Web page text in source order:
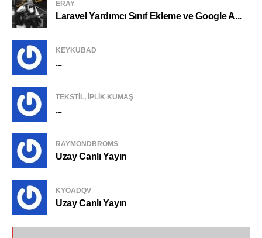
ERAY
Laravel Yardımcı Sınıf Ekleme ve Google A...
KEYKUBAD
...
TEKSTIL, IPLIK KUMAŞ
...
RAYMONDBROMS
Uzay Canlı Yayın
KYOADQV
Uzay Canlı Yayın